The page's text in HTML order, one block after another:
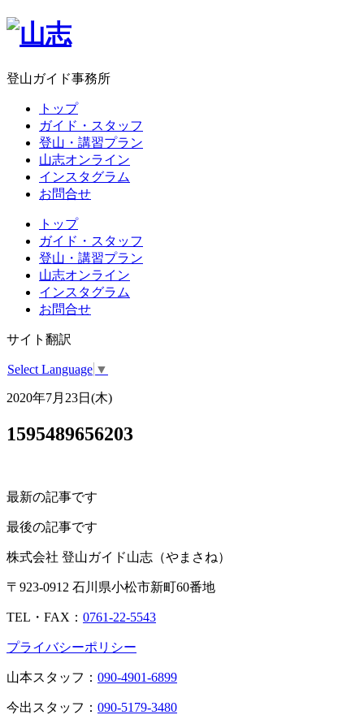
登山ガイド事務所
トップ
ガイド・スタッフ
登山・講習プラン
山志オンライン
インスタグラム
お問合せ
トップ
ガイド・スタッフ
登山・講習プラン
山志オンライン
インスタグラム
お問合せ
サイト翻訳
Select Language ▼
2020年7月23日(木)
1595489656203
最新の記事です
最後の記事です
株式会社 登山ガイド山志（やまさね）
〒923-0912 石川県小松市新町60番地
TEL・FAX： 0761-22-5543
プライバシーポリシー
山本スタッフ： 090-4901-6899
今出スタッフ： 090-5179-3480